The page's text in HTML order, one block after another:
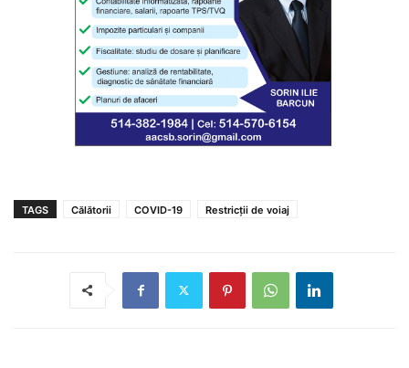
TAGS Călătorii COVID-19 Restricții de voiaj